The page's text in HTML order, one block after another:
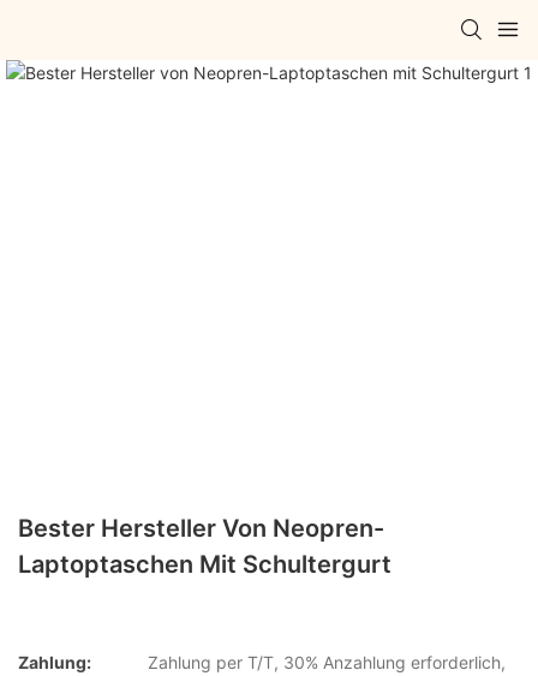
Bester Hersteller Von Neopren-
Laptoptaschen Mit Schultergurt
Zahlung:
Zahlung per T/T, 30% Anzahlung erforderlich,